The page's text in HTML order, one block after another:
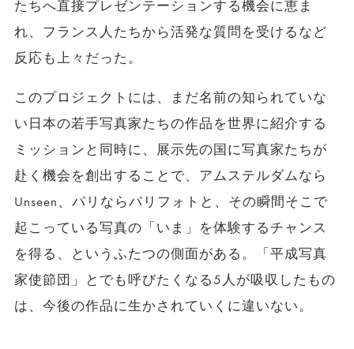
たちへ直接プレゼンテーションする機会に恵ま
れ、フランス人たちから活発な質問を受けるなど
反応も上々だった。
このプロジェクトには、まだ名前の知られていな
い日本の若手写真家たちの作品を世界に紹介する
ミッションと同時に、展示先の国に写真家たちが
赴く機会を創出することで、アムステルダムなら
Unseen、パリならパリフォトと、その瞬間そこで
起こっている写真の「いま」を体験するチャンス
を得る、というふたつの側面がある。「平成写真
家使節団」とでも呼びたくなる5人が吸収したもの
は、今後の作品に生かされていくに違いない。